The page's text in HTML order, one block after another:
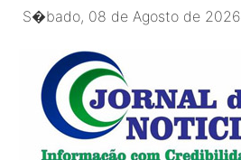
S�bado, 08 de Agosto de 2026